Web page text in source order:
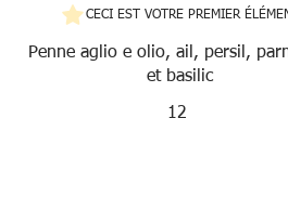
CECI EST VOTRE PREMIER
Penne aglio e olio, ail, persil,
et basilic
12